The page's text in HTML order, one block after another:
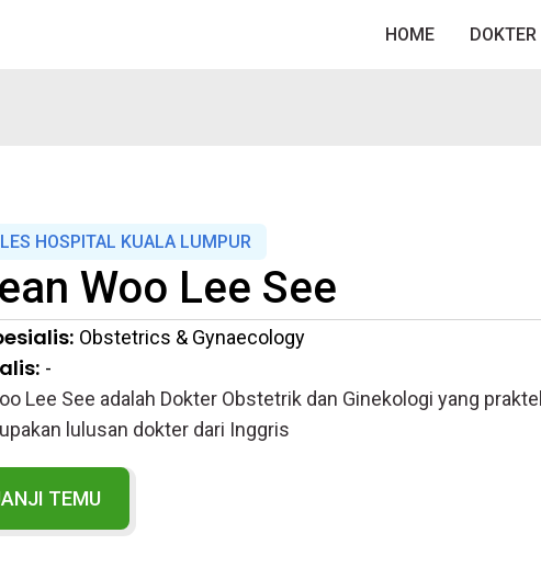
HOME DOKTER
HOSPITAL KUALA LUMPUR
Woo Lee See
Obstetrics & Gynaecology
-
Lee See adalah Dokter Obstetrik dan Ginekologi yang
lulusan dokter dari Inggris
TEMU